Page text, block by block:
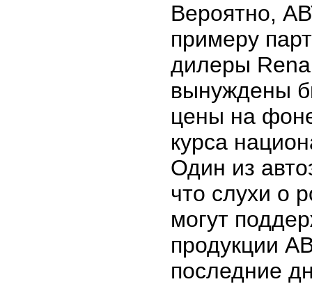
Вероятно,
примеру
дилеры
вынуждены
цены на
курса
Один из
что слухи о
могут
продукции
последние